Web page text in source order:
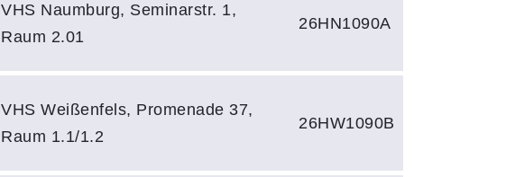
VHS Naumburg, Seminarstr. 1,
Raum 2.01
26HN1090A
VHS Weißenfels, Promenade 37,
Raum 1.1/1.2
26HW1090B